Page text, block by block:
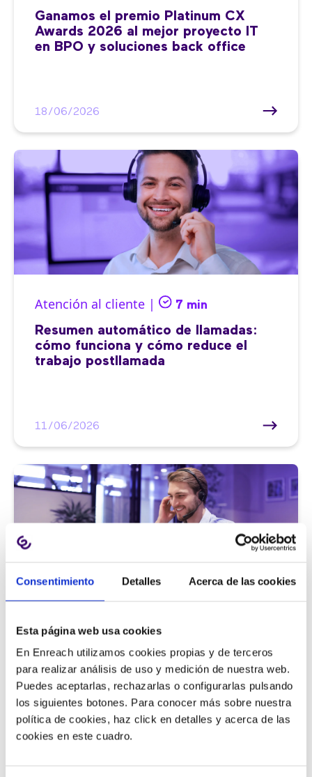
Consentimiento Detalles Acerca de las cookies
Esta página web usa cookies
En Enreach utilizamos cookies propias y de terceros
para realizar análisis de uso y medición de nuestra web.
Puedes aceptarlas, rechazarlas o configurarlas pulsando
los siguientes botones. Para conocer más sobre nuestra
política de cookies, haz click en detalles y acerca de las
cookies en este cuadro.
Ganamos el premio Platinum CX
Awards 2026 al mejor proyecto IT
en BPO y soluciones back office
18/06/2026
Atención al cliente | 7 min
Resumen automático de llamadas:
cómo funciona y cómo reduce el
trabajo postllamada
11/06/2026
9 métricas de call center para medir
la satisfacción del cliente
11/06/2026